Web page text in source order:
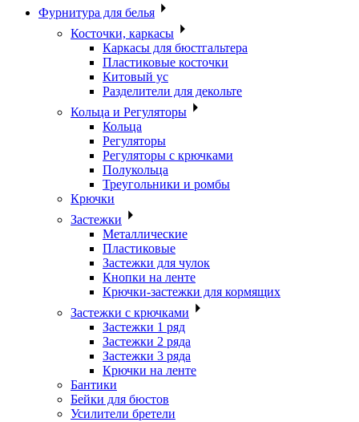
Фурнитура для белья
Косточки, каркасы
Каркасы для бюстгальтера
Пластиковые косточки
Китовый ус
Разделители для декольте
Кольца и Регуляторы
Кольца
Регуляторы
Регуляторы с крючками
Полукольца
Треугольники и ромбы
Крючки
Застежки
Металлические
Пластиковые
Застежки для чулок
Кнопки на ленте
Крючки-застежки для кормящих
Застежки с крючками
Застежки 1 ряд
Застежки 2 ряда
Застежки 3 ряда
Крючки на ленте
Бантики
Бейки для бюстов
Усилители бретели